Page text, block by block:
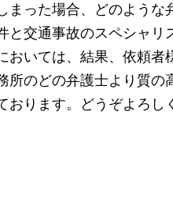
まった場合、どのような
と交通事故のスペシャリ
おいては、結果、依頼者
所のどの弁護士より質の
おります。どうぞよろし